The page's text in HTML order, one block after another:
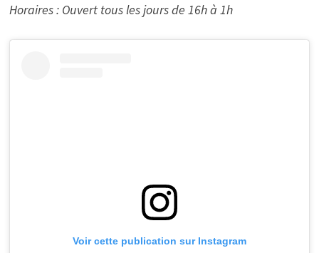
Horaires : Ouvert tous les jours de 16h à 1h
Voir cette publication sur Instagram